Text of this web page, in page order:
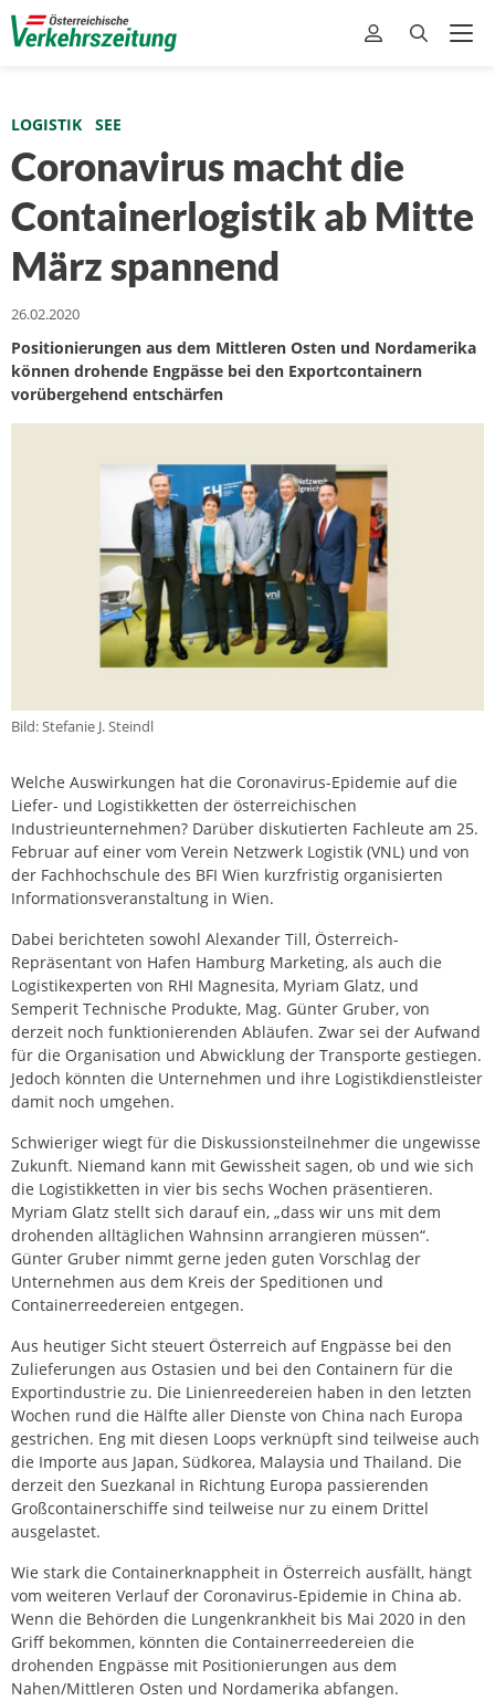
LOGISTIK SEE
Coronavirus macht die
Containerlogistik ab Mitte
März spannend
26.02.2020
Positionierungen aus dem Mittleren Osten und Nordamerika
können drohende Engpässe bei den Exportcontainern
vorübergehend entschärfen
Bild: Stefanie J. Steindl
Welche Auswirkungen hat die Coronavirus-Epidemie auf die
Liefer- und Logistikketten der österreichischen
Industrieunternehmen? Darüber diskutierten Fachleute am 25.
Februar auf einer vom Verein Netzwerk Logistik (VNL) und von
der Fachhochschule des BFI Wien kurzfristig organisierten
Informationsveranstaltung in Wien.
Dabei berichteten sowohl Alexander Till, Österreich-
Repräsentant von Hafen Hamburg Marketing, als auch die
Logistikexperten von RHI Magnesita, Myriam Glatz, und
Semperit Technische Produkte, Mag. Günter Gruber, von
derzeit noch funktionierenden Abläufen. Zwar sei der Aufwand
für die Organisation und Abwicklung der Transporte gestiegen.
Jedoch könnten die Unternehmen und ihre Logistikdienstleister
damit noch umgehen.
Schwieriger wiegt für die Diskussionsteilnehmer die ungewisse
Zukunft. Niemand kann mit Gewissheit sagen, ob und wie sich
die Logistikketten in vier bis sechs Wochen präsentieren.
Myriam Glatz stellt sich darauf ein, „dass wir uns mit dem
drohenden alltäglichen Wahnsinn arrangieren müssen“.
Günter Gruber nimmt gerne jeden guten Vorschlag der
Unternehmen aus dem Kreis der Speditionen und
Containerreedereien entgegen.
Aus heutiger Sicht steuert Österreich auf Engpässe bei den
Zulieferungen aus Ostasien und bei den Containern für die
Exportindustrie zu. Die Linienreedereien haben in den letzten
Wochen rund die Hälfte aller Dienste von China nach Europa
gestrichen. Eng mit diesen Loops verknüpft sind teilweise auch
die Importe aus Japan, Südkorea, Malaysia und Thailand. Die
derzeit den Suezkanal in Richtung Europa passierenden
Großcontainerschiffe sind teilweise nur zu einem Drittel
ausgelastet.
Wie stark die Containerknappheit in Österreich ausfällt, hängt
vom weiteren Verlauf der Coronavirus-Epidemie in China ab.
Wenn die Behörden die Lungenkrankheit bis Mai 2020 in den
Griff bekommen, könnten die Containerreedereien die
drohenden Engpässe mit Positionierungen aus dem
Nahen/Mittleren Osten und Nordamerika abfangen.